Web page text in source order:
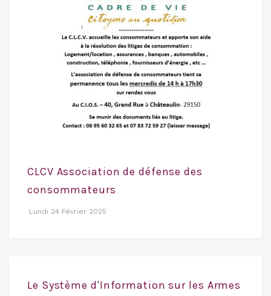
CLCV Association de défense des
consommateurs
Lundi 24 Février 2025
Le Système d'Information sur les Armes